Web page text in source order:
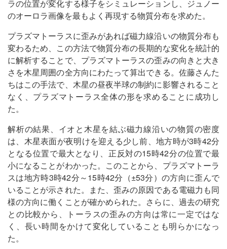
ラの位置が変化する様子をシミュレーションし、ジュノー
のオーロラ画像を最もよく再現する物質分布を求めた。
プラズマトーラスに歪みがあれば磁力線沿いの物質分布も
変わるため、この方法で物質分布の長期的な変化を統計的
に解析することで、プラズマトーラスの歪みの向きと大き
さを木星周囲の全方向にわたって算出できる。佐藤さんた
ちはこの手法で、木星の昼夜半球の制約に影響されること
なく、プラズマトーラス全体の形を求めることに成功し
た。
解析の結果、イオと木星を結ぶ磁力線沿いの物質の密度
は、木星表面が夜明けを迎える少し前、地方時が3時42分
となる位置で最大となり、正反対の15時42分の位置で最
小になることがわかった。このことから、プラズマトーラ
スは地方時3時42分～15時42分（±53分）の方向に歪んで
いることが示された。また、歪みの原因である電磁力も同
様の方向に働くことが確かめられた。さらに、過去の研究
との比較から、トーラスの歪みの方向は常に一定ではな
く、長い時間をかけて変化していることも明らかになっ
た。